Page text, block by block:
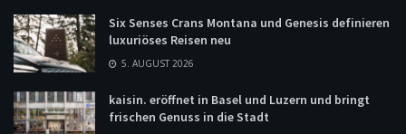
Six Senses Crans Montana und Genesis definieren
luxuriöses Reisen neu
5. AUGUST 2026
kaisin. eröffnet in Basel und Luzern und bringt
frischen Genuss in die Stadt